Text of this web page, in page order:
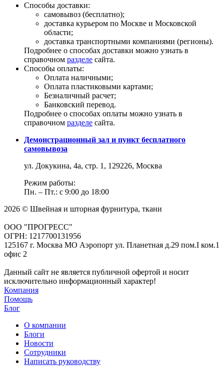
Способы доставки:
самовывоз (бесплатно);
доставка курьером по Москве и Московской
области;
доставка транспортными компаниями (регионы).
Подробнее о способах доставки можно узнать в
справочном разделе сайта.
Способы оплаты:
Оплата наличными;
Оплата пластиковыми картами;
Безналичный расчет;
Банковский перевод.
Подробнее о способах оплаты можно узнать в
справочном разделе сайта.
Демонстрационный зал и пункт бесплатного
самовывоза
ул. Докукина, 4а, стр. 1, 129226, Москва
Режим работы:
Пн. – Пт.: с 9:00 до 18:00
2026 © Швейная и шторная фурнитура, ткани
ООО "ПРОГРЕСС"
ОГРН: 1217700131956
125167 г. Москва МО Аэропорт ул. Планетная д.29 пом.I ком.1
офис 2
Данный сайт не является публичной офертой и носит
исключительно информационный характер!
Компания
Помощь
Блог
О компании
Блоги
Новости
Сотрудники
Написать руководству